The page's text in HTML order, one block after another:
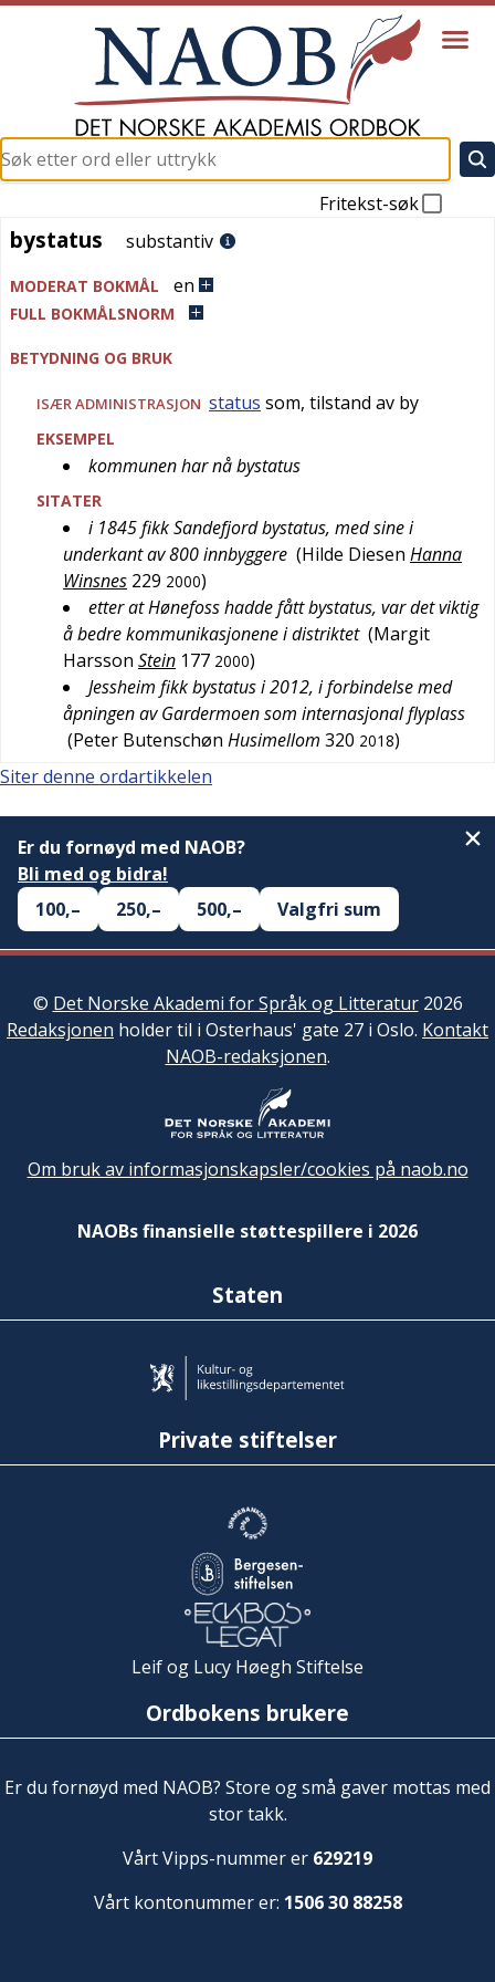
Fritekst-søk
bystatus
bystatus substantiv
MODERAT BOKMÅL en
FULL BOKMÅLSNORM
BETYDNING OG BRUK
ISÆRADMINISTRASJON status som, tilstand av by
EKSEMPEL
kommunen har nå bystatus
SITATER
i 1845 fikk Sandefjord bystatus, med sine i
underkant av 800 innbyggere (Hilde Diesen Hanna
Winsnes 229 2000)
etter at Hønefoss hadde fått bystatus, var det viktig
å bedre kommunikasjonene i distriktet (Margit
Harsson Stein 177 2000)
Jessheim fikk bystatus i 2012, i forbindelse med
åpningen av Gardermoen som internasjonal flyplass
(Peter Butenschøn Husimellom 320 2018)
Siter denne ordartikkelen
Er du fornøyd med NAOB?
Bli med og bidra!
100,–
250,– 500,– Valgfri sum
© Det Norske Akademi for Språk og Litteratur2026
Redaksjonen holder til i Osterhaus' gate 27 i Oslo. Kontakt
NAOB-redaksjonen.
Om bruk av informasjonskapsler/cookies på naob.no
NAOBs finansielle støttespillere i 2026
Staten
Private stiftelser
Leif og Lucy Høegh Stiftelse
Ordbokens brukere
Er du fornøyd med NAOB? Store og små gaver mottas med
stor takk.
Vårt Vipps-nummer er 629219
Vårt kontonummer er: 1506 30 88258